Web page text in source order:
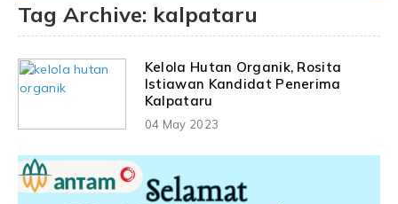
Tag Archive: kalpataru
Kelola Hutan Organik, Rosita
Istiawan Kandidat Penerima
Kalpataru
04 May 2023